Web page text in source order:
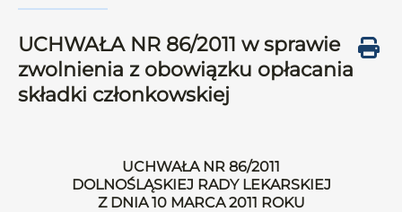
UCHWAŁA NR 86/2011 w sprawie
zwolnienia z obowiązku opłacania
składki członkowskiej
UCHWAŁA NR 86/2011
DOLNOŚLĄSKIEJ RADY LEKARSKIEJ
Z DNIA 10 MARCA 2011 ROKU